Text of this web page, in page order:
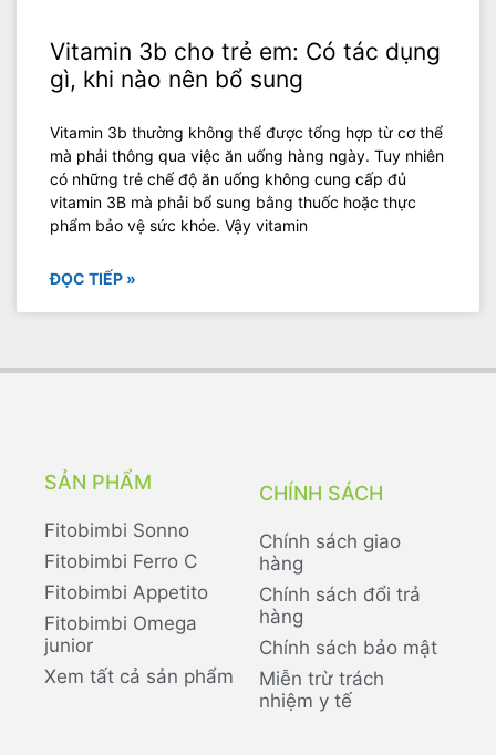
Vitamin 3b cho trẻ em: Có tác dụng
gì, khi nào nên bổ sung
‍Vitamin 3b thường không thể được tổng hợp từ cơ thể
mà phải thông qua việc ăn uống hàng ngày. Tuy nhiên
có những trẻ chế độ ăn uống không cung cấp đủ
vitamin 3B mà phải bổ sung bằng thuốc hoặc thực
phẩm bảo vệ sức khỏe. Vậy vitamin
ĐỌC TIẾP »
SẢN PHẨM
Fitobimbi Sonno
Fitobimbi Ferro C
Fitobimbi Appetito
Fitobimbi Omega
junior
Xem tất cả sản phẩm
CHÍNH SÁCH
Chính sách giao
hàng
Chính sách đổi trả
hàng
Chính sách bảo mật
Miễn trừ trách
nhiệm y tế